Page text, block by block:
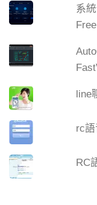
系
Free
line
rc
RC